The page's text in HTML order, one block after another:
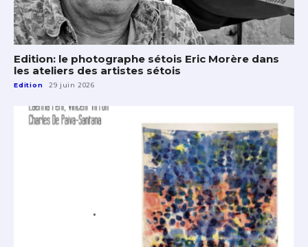
Edition: le photographe sétois Eric Morère dans
les ateliers des artistes sétois
Edition 29 juin 2026